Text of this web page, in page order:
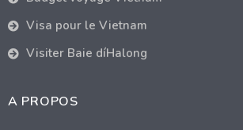
Visa pour le Vietnam
Visiter Baie díHalong
A PROPOS